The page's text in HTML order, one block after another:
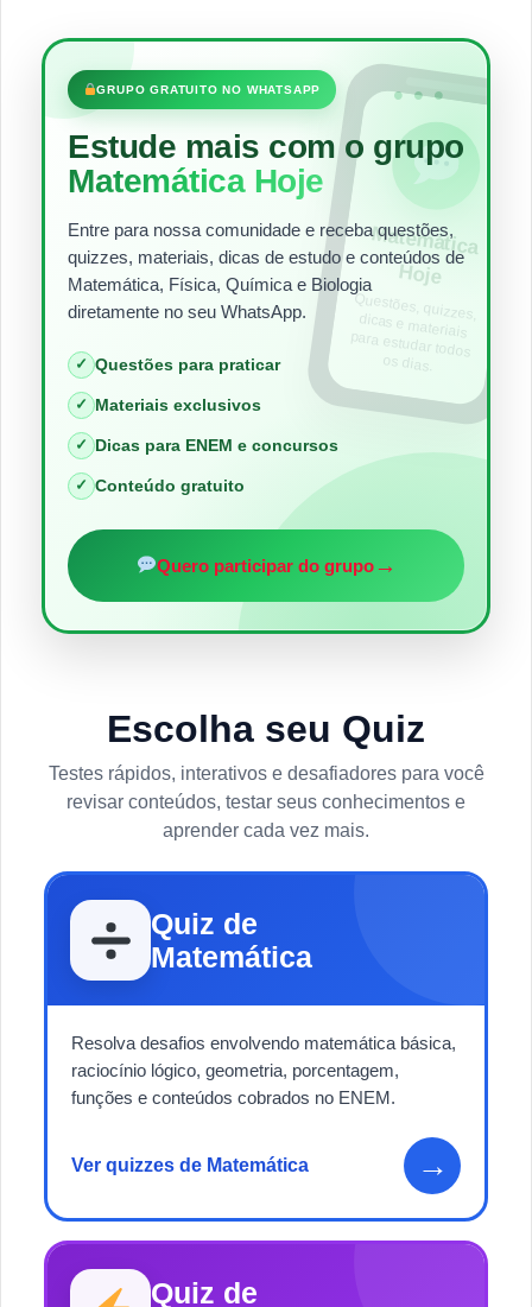
•••
GRUPO GRATUITO NO WHATSAPP
Estude mais com o grupo
Matemática Hoje
Entre para nossa comunidade e receba questões,
quizzes, materiais, dicas de estudo e conteúdos de
Matemática, Física, Química e Biologia
diretamente no seu WhatsApp.
✓ Questões para praticar
✓ Materiais exclusivos
✓ Dicas para ENEM e concursos
✓ Conteúdo gratuito
Quero participar do grupo→
Matem
ática
Hoje
Questões, quizzes,
dicas e materiais
para estudar todos
os dias.
Escolha seu Quiz
Testes rápidos, interativos e desafiadores para você
revisar conteúdos, testar seus conhecimentos e
aprender cada vez mais.
Quiz de
Matemática
Resolva desafios envolvendo matemática básica,
raciocínio lógico, geometria, porcentagem,
funções e conteúdos cobrados no ENEM.
Ver quizzes de Matemática →
Quiz de